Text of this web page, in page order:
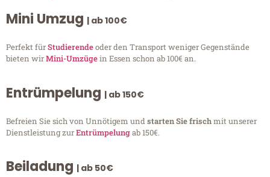
Mini Umzug | ab 100€
Perfekt fürStudierendeoder den Transport weniger Gegenstände
bieten wirMini-Umzügein Essen schon ab 100€ an.
Entrümpelung | ab 150€
Befreien Sie sich von Unnötigem undstarten Sie frischmit unserer
Dienstleistung zurEntrümpelungab 150€.
Beiladung | ab 50€